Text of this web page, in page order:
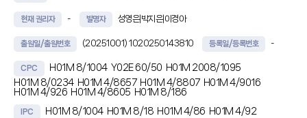
현재 권리자 - 발명자 성영은|박지은|이경아
출원일/출원번호 (20251001) 1020250143810 등록일/등록번호 -
CPC H01M 8/1004 Y02E 60/50 H01M 2008/1095
H01M 8/0234 H01M 4/8657 H01M 4/8807 H01M 4/9016
H01M 4/926 H01M 4/8605 H01M 8/186
IPC H01M 8/1004 H01M 8/18 H01M 4/86 H01M 4/92